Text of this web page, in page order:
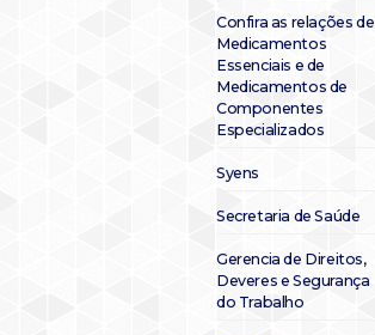
Confira as relações de
Medicamentos
Essenciais e de
Medicamentos de
Componentes
Especializados
Syens
Secretaria de Saúde
Gerencia de Direitos,
Deveres e Segurança
do Trabalho